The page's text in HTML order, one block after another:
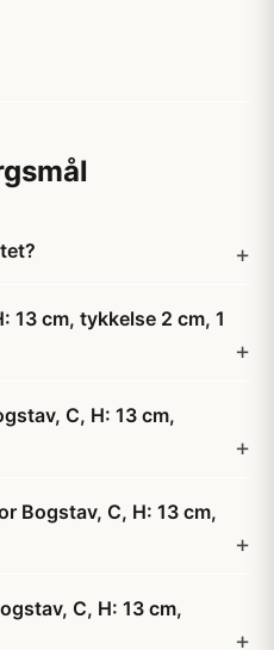
13 cm, tykkelse 2 cm, 1
C, H: 13 cm,
Bogstav, C, H: 13 cm,
C, H: 13 cm,